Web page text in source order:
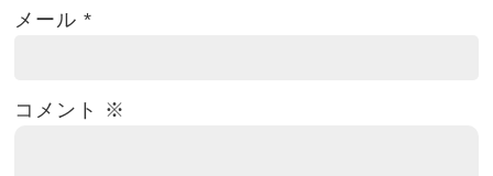
メール*
コメント ※